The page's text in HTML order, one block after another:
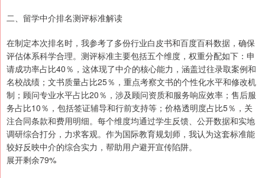
二、留学中介排名测评标准解读
在制定本次排名时，我参考了多份行业白皮书和百度百科数据，确保
评估体系科学合理。测评标准主要包括五个维度，权重分配如下：申
请成功率占比40％，这体现了中介的核心能力，涵盖过往录取案例和
名校战绩；文书质量占比25％，重点考察文书的个性化水平和修改机
制；顾问专业水平占比20％，涉及顾问资质和服务响应效率；售后服
务占比10％，包括签证辅导和行前支持等；价格透明度占比5％，关
注合同条款和费用明细。每个维度均通过学生反馈、公开数据和实地
调研综合打分，力求客观。作为国际教育规划师，我认为这套标准能
较好反映中介的综合实力，帮助用户避开宣传陷阱。
展开剩余79%